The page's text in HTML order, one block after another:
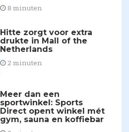
8 minuten
Hitte zorgt voor extra
drukte in Mall of the
Netherlands
2 minuten
Meer dan een
sportwinkel: Sports
Direct opent winkel mét
gym, sauna en koffiebar